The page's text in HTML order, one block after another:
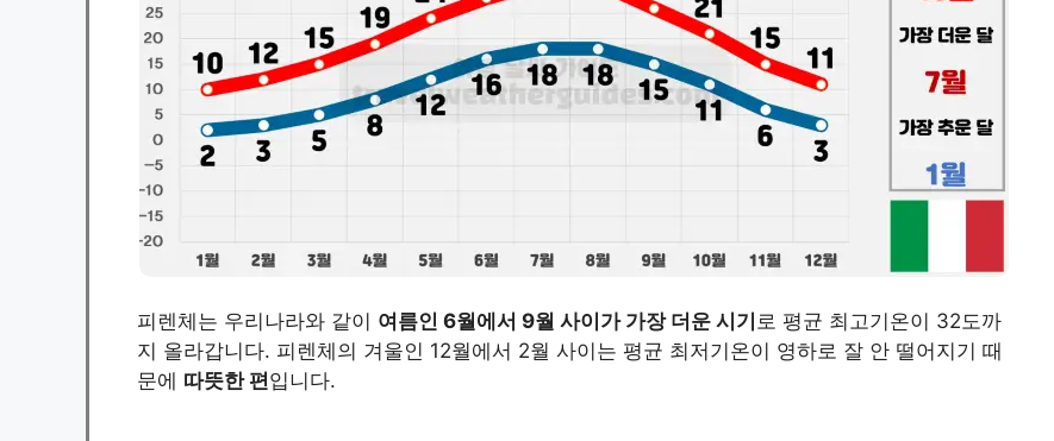
피렌체는 우리나라와 같이 여름인 6월에서 9월 사이가 가장 더운 시기 로 평균 최고기온이 32도까
지 올라갑니다. 피렌체의 겨울인 12월에서 2월 사이는 평균 최저기온이 영하로 잘 안 떨어지기 때
문에 따뜻한 편입니다.